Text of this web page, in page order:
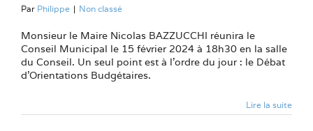
Par Philippe | Non classé
Monsieur le Maire Nicolas BAZZUCCHI réunira le
Conseil Municipal le 15 février 2024 à 18h30 en la salle
du Conseil. Un seul point est à l'ordre du jour : le Débat
d'Orientations Budgétaires.
Lire la suite